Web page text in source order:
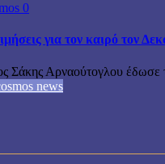
0
για τον καιρό τον
Σάκης Αρναούτογλου έδωσε
news